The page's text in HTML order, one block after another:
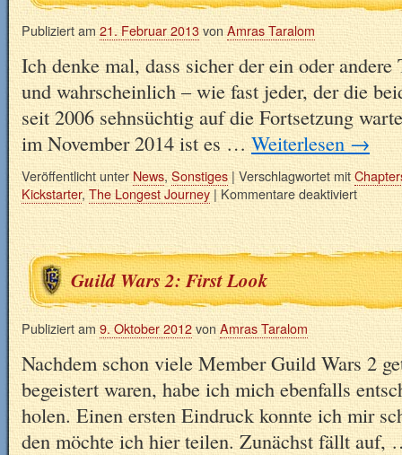
Publiziert am 21. Februar 2013von Amras Taralom
Ich denke mal, dass sicher der ein oder
und wahrscheinlich – wie fast jeder, der die
seit 2006 sehnsüchtig auf die Fortsetzung
im November 2014 ist es …Weiterlesen→
Veröffentlicht unter News, Sonstiges| Verschlagwortet mit
Kickstarter, The Longest Journey | Kommentare deaktiviert
Guild Wars 2: First Look
Publiziert am 9. Oktober 2012von Amras Taralom
Nachdem schon viele Member Guild Wars 2
begeistert waren, habe ich mich ebenfalls
holen. Einen ersten Eindruck konnte ich mir
den möchte ich hier teilen. Zunächst fällt